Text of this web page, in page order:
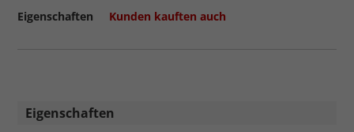
Eigenschaften Kunden kauften auch
Eigenschaften